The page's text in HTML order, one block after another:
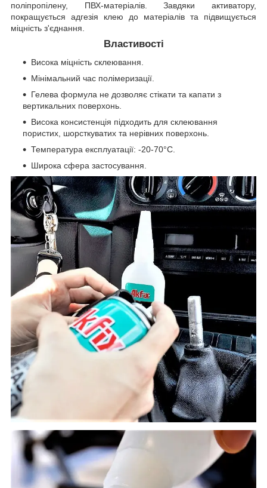
поліпропілену, ПВХ-матеріалів. Завдяки активатору,
покращується адгезія клею до матеріалів та підвищується
міцність з'єднання.
Властивості
Висока міцність склеювання.
Мінімальний час полімеризації.
Гелева формула не дозволяє стікати та капати з
вертикальних поверхонь.
Висока консистенція підходить для склеювання
пористих, шорсткуватих та нерівних поверхонь.
Температура експлуатації: -20-70°C.
Широка сфера застосування.